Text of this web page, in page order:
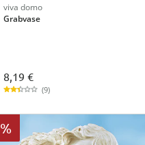
viva domo
Grabvase
8,19 €
(9)
%